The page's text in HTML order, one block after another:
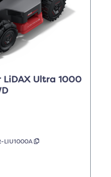
Ultra 1000
LIU1000A